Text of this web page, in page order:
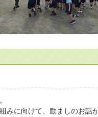
みに向けて、励ましのお話